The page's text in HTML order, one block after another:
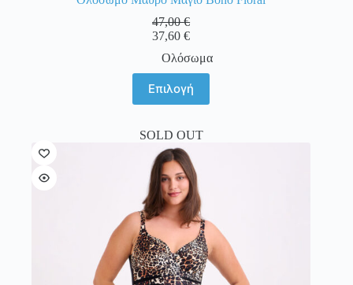
47,00€
37,60€
Ολόσωμα
Επιλογή
το
προϊόν
πολλαπλές
παραλλαγές.
Οι
επιλογές
μπορούν
να
επιλεγούν
σελίδα
του
προϊόντος
SOLD OUT